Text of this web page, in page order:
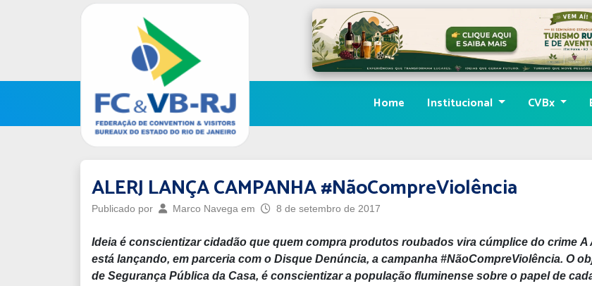
Home Institucional CVBx
ALERJ LANÇA CAMPANHA #NãoCompreViolência
Publicado por Marco Navega em 8 de setembro de 2017
Ideia é conscientizar cidadão que quem compra produtos roubados vira cúmplice do crime A
está lançando, em parceria com o Disque Denúncia, a campanha #NãoCompreViolência. O
de Segurança Pública da Casa, é conscientizar a população fluminense sobre o papel de